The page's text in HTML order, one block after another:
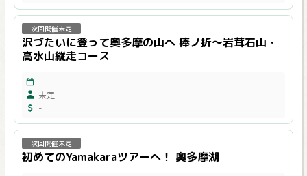
次回開催未定
沢づたいに登って奥多摩の山へ 棒ノ折～岩茸石山・
高水山縦走コース
-
未定
-
次回開催未定
初めてのYamakaraツアーへ！ 奥多摩湖